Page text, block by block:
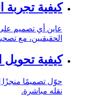
كيفية
عاين أي تصميم
الحقيقيين، مع
كيفية تحويل
حوّل تصميمًا
نقله مباشرة.